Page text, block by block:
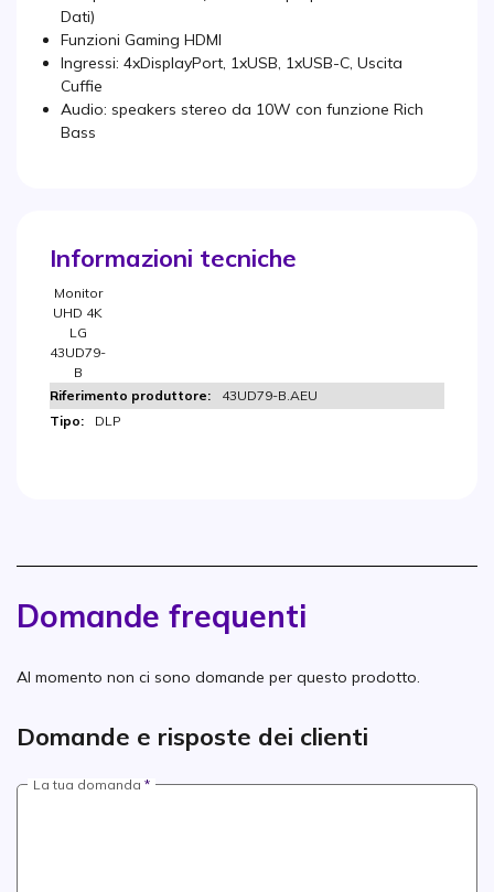
Dati)
Funzioni Gaming HDMI
Ingressi: 4xDisplayPort, 1xUSB, 1xUSB-C, Uscita
Cuffie
Audio: speakers stereo da 10W con funzione Rich
Bass
Informazioni tecniche
Monitor
UHD 4K
LG
43UD79-
B
43UD79-B.AEU
DLP
Domande frequenti
Al momento non ci sono domande per questo prodotto.
Domande e risposte dei clienti
La tua domanda